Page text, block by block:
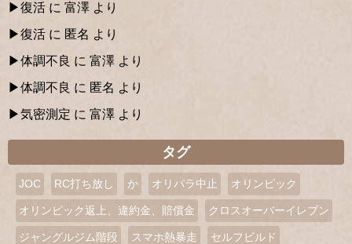
復活 に 富澤 より
復活 に 匿名 より
体調不良 に 富澤 より
体調不良 に 匿名 より
気密測定 に 富澤 より
タグ
JOC RC打ち放し か オリパラ中止 オリンピック
オリンピック返上、違約金、賠償金 クロスオーバーイレブン
ジャングルジム階段 スマホ熱暴走 セルフビルド